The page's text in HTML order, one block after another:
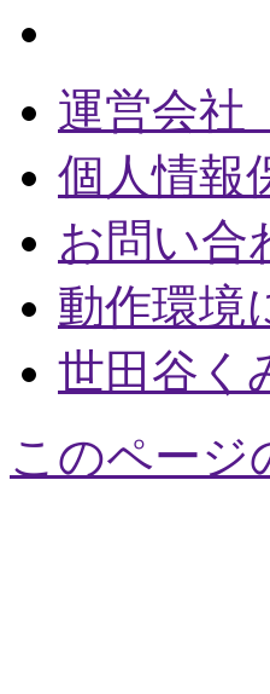
運営会社
個人情報
お問い合
動作環境
世田谷く
このページ